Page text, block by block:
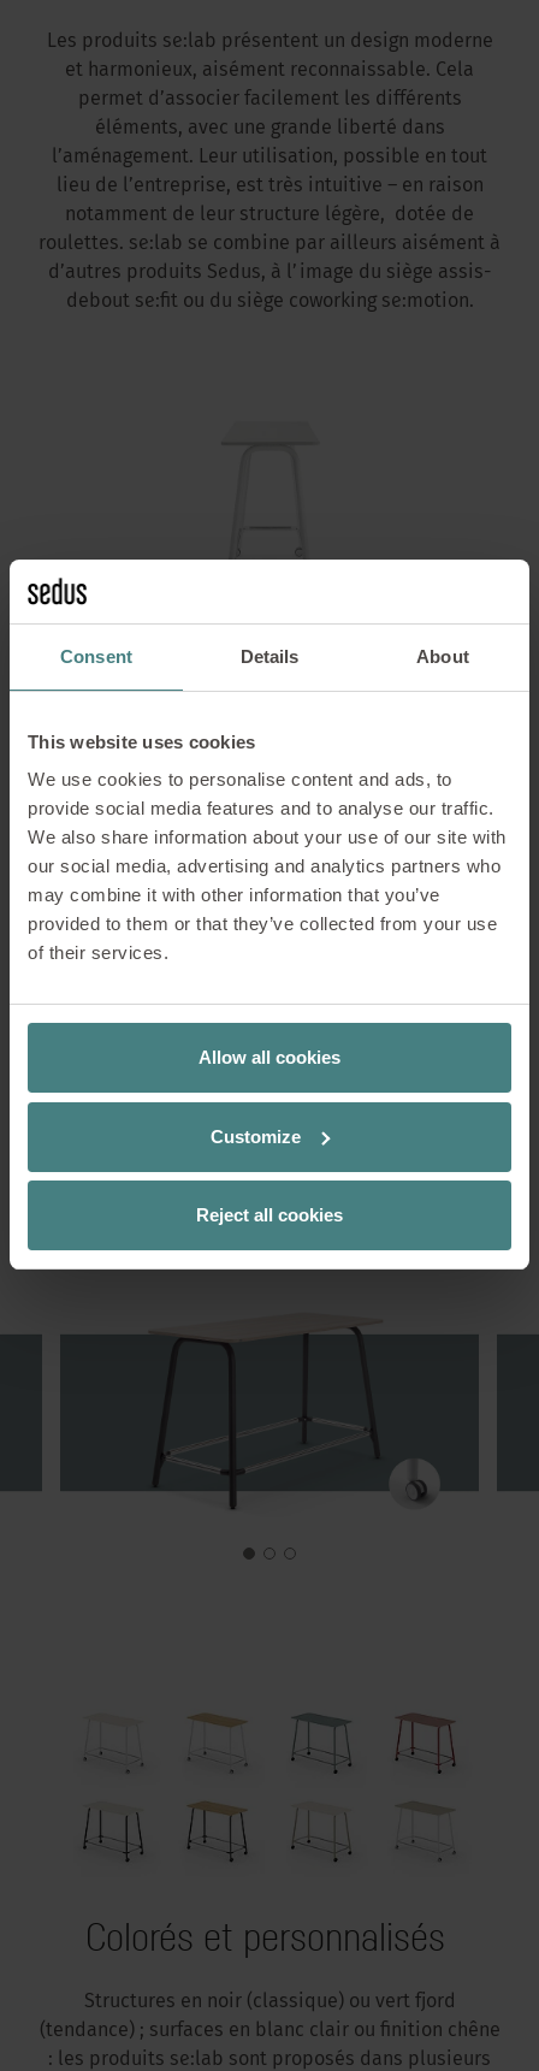
Consent Details About
This website uses cookies
We use cookies to personalise content and ads, to
provide social media features and to analyse our traffic.
We also share information about your use of our site with
our social media, advertising and analytics partners who
may combine it with other information that you’ve
provided to them or that they’ve collected from your use
of their services.
Allow all cookies
Customize
Reject all cookies
Les produits se:lab présentent un design moderne
et harmonieux, aisément reconnaissable. Cela
permet d’associer facilement les différents
éléments, avec une grande liberté dans
l’aménagement. Leur utilisation, possible en tout
lieu de l’entreprise, est très intuitive – en raison
notamment de leur structure légère, dotée de
roulettes. se:lab se combine par ailleurs aisément à
d’autres produits Sedus, à l’image du siège assis-
debout se:fit ou du siège coworking se:motion.
1. Hauteur debout
2. Angles arrondis
3. Coloris de la structure
4. Coloris des plateaux
5. Tube rond
6. Roulettes
Colorés et personnalisés
Structures en noir (classique) ou vert fjord
(tendance) ; surfaces en blanc clair ou finition chêne
: les produits se:lab sont proposés dans plusieurs